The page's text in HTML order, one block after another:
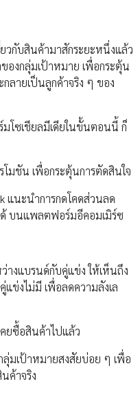
วกับสินค้ามาสักระยะหนึ่งแล้ว
องกลุ่มเป้าหมาย เพื่อกระตุ้น
ลายเป็นลูกค้าจริง ๆ ของ
โซเชียลมีเดียในขั้นตอนนี้ ก็
มชัน เพื่อกระตุ้นการตัดสินใจ
แนะนำการกดโคดส่วนลด
บนแพลตฟอร์มอีคอมเมิร์ซ
างแบรนด์กับคู่แข่ง ให้เห็นถึง
ข่งไม่มี เพื่อลดความลังเล
คยซื้อสินค้าไปแล้ว
มเป้าหมายสงสัยบ่อย ๆ เพื่อ
ค้าจริง